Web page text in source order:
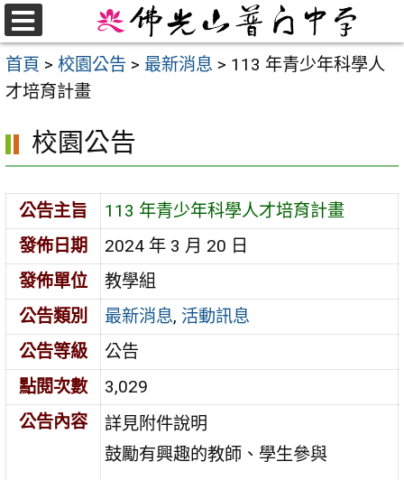
跳
至
主
要
首頁 > 校園公告 > 最新消息 > 113 年青少年科學人
才培育計畫
校園公告
公告主旨
113 年青少年科學人才培育計畫
發佈日期
2024 年 3 月 20 日
發佈單位
教學組
公告類別
最新消息, 活動訊息
公告等級
公告
點閱次數
3,029
公告內容
詳見附件說明
鼓勵有興趣的教師、學生參與
選
單